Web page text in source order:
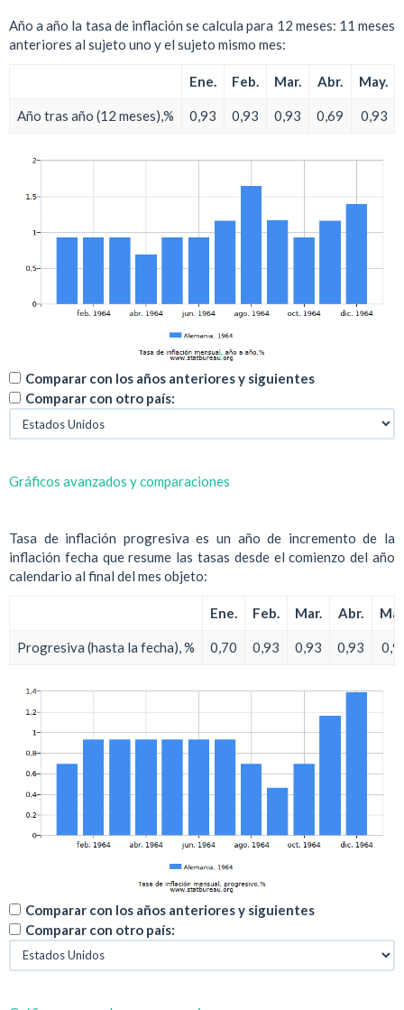
Año a año la tasa de inflación se calcula para 12 meses: 11 meses
anteriores al sujeto uno y el sujeto mismo mes:
Ene. Feb. Mar. Abr. May.
Año tras año (12 meses),% 0,93 0,93 0,93 0,69 0,93
Comparar con los años anteriores y siguientes
Comparar con otro país:
Gráficos avanzados y comparaciones
Tasa de inflación progresiva es un año de incremento de la
inflación fecha que resume las tasas desde el comienzo del año
calendario al final del mes objeto:
Ene. Feb. Mar. Abr.
Progresiva (hasta la fecha), % 0,70 0,93 0,93 0,93
Comparar con los años anteriores y siguientes
Comparar con otro país: